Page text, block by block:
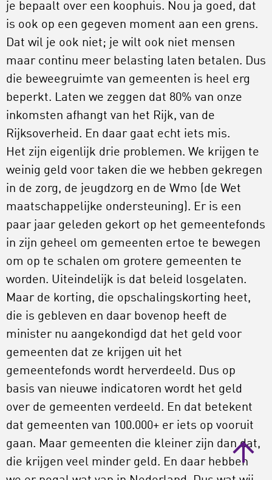
je bepaalt over een koophuis. Nou ja goed, dat
is ook op een gegeven moment aan een grens.
Dat wil je ook niet; je wilt ook niet mensen
maar continu meer belasting laten betalen. Dus
die beweegruimte van gemeenten is heel erg
beperkt. Laten we zeggen dat 80% van onze
inkomsten afhangt van het Rijk, van de
Rijksoverheid. En daar gaat echt iets mis.
Het zijn eigenlijk drie problemen. We krijgen te
weinig geld voor taken die we hebben gekregen
in de zorg, de jeugdzorg en de Wmo (de Wet
maatschappelijke ondersteuning). Er is een
paar jaar geleden gekort op het gemeentefonds
in zijn geheel om gemeenten ertoe te bewegen
om op te schalen om grotere gemeenten te
worden. Uiteindelijk is dat beleid losgelaten.
Maar de korting, die opschalingskorting heet,
die is gebleven en daar bovenop heeft de
minister nu aangekondigd dat het geld voor
gemeenten dat ze krijgen uit het
gemeentefonds wordt herverdeeld. Dus op
basis van nieuwe indicatoren wordt het geld
over de gemeenten verdeeld. En dat betekent
dat gemeenten van 100.000+ er iets op vooruit
gaan. Maar gemeenten die kleiner zijn dan dat,
die krijgen veel minder geld. En daar hebben